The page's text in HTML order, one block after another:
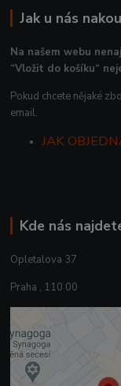
Jak u nás
Na našem webu
“Vložit do košíku“
Pokud chcete nějaké
email.
JAK
Kde nás
Opletalova 37
Praha , 110 00